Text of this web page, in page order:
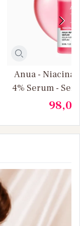
Anua -
4% Serum -
pete